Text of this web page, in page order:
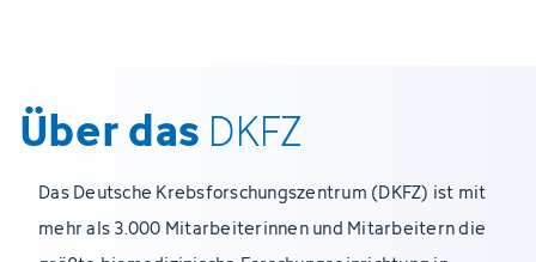
Über das DKFZ
Das Deutsche Krebsforschungszentrum (DKFZ) ist mit
mehr als 3.000 Mitarbeiterinnen und Mitarbeitern die